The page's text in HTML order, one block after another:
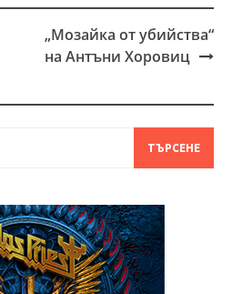
„Мозайка от убийства“
на Антъни Хоровиц